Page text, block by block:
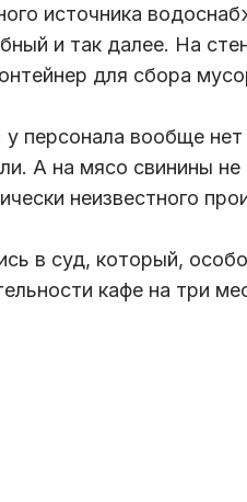
источника
и так далее. На
для сбора
персонала вообще
А на мясо свинины не
неизвестного
в суд, который,
кафе на три